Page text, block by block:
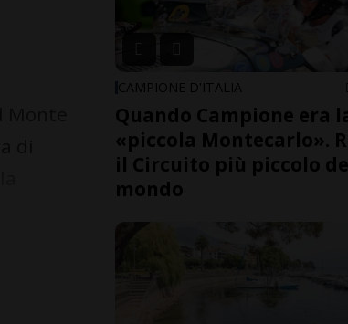
CAMPIONE D'ITALIA
Quando Campione era
«piccola Montecarlo».
il Circuito più piccolo
mondo